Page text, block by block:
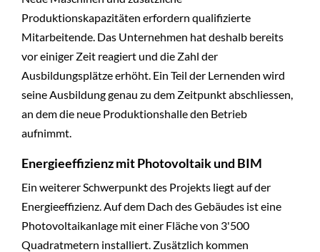
Produktionskapazitäten erfordern qualifizierte
Mitarbeitende. Das Unternehmen hat deshalb bereits
vor einiger Zeit reagiert und die Zahl der
Ausbildungsplätze erhöht. Ein Teil der Lernenden wird
seine Ausbildung genau zu dem Zeitpunkt abschliessen,
an dem die neue Produktionshalle den Betrieb
aufnimmt.
Energieeffizienz mit Photovoltaik und BIM
Ein weiterer Schwerpunkt des Projekts liegt auf der
Energieeffizienz. Auf dem Dach des Gebäudes ist eine
Photovoltaikanlage mit einer Fläche von 3'500
Quadratmetern installiert. Zusätzlich kommen